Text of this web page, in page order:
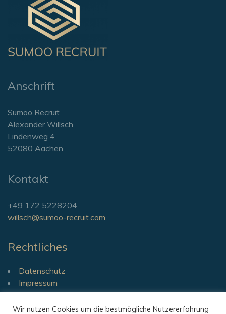
Anschrift
Sumoo Recruit
Alexander Willsch
Lindenweg 4
52080 Aachen
Kontakt
+49 172 5228204
willsch@sumoo-recruit.com
Rechtliches
Datenschutz
Impressum
Wir nutzen Cookies um die bestmögliche Nutzererfahrung